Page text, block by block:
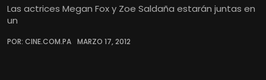
Las actrices Megan Fox y Zoe Saldaña estarán juntas en
un
POR: CINE.COM.PA MARZO 17, 2012